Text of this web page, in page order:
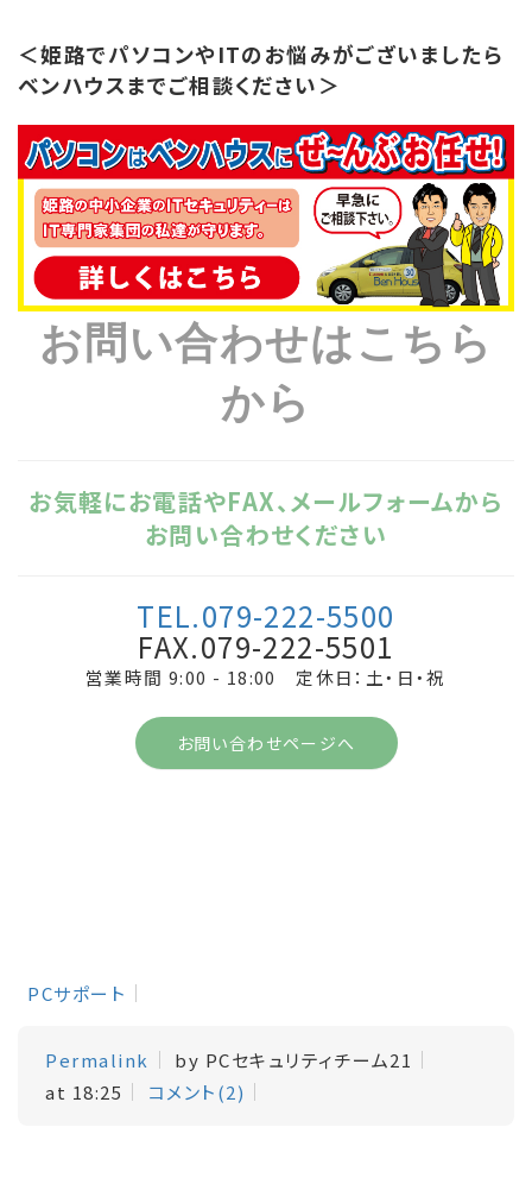
＜姫路でパソコンやITのお悩みがございましたら
ベンハウスまでご相談ください＞
お問い合わせはこちら
から
お気軽にお電話やFAX、メールフォームから
お問い合わせください
TEL.079-222-5500
FAX.079-222-5501
営業時間 9:00 - 18:00 定休日：土・日・祝
お問い合わせページへ
PCサポート
Permalink
by PCセキュリティチーム21
at 18:25
コメント(2)